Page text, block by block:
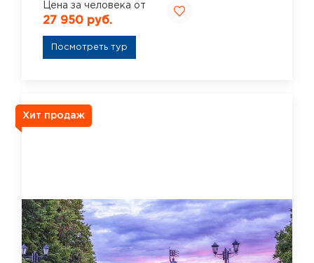
Цена за человека от
27 950 руб.
Посмотреть тур
Хит продаж